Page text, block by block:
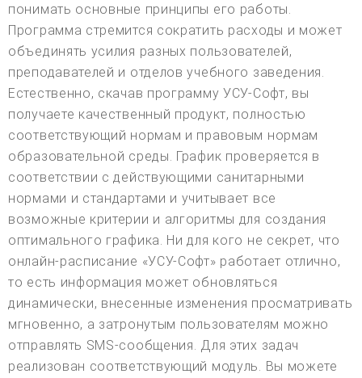
понимать основные принципы его работы.
Программа стремится сократить расходы и может
объединять усилия разных пользователей,
преподавателей и отделов учебного заведения.
Естественно, скачав программу УСУ-Софт, вы
получаете качественный продукт, полностью
соответствующий нормам и правовым нормам
образовательной среды. График проверяется в
соответствии с действующими санитарными
нормами и стандартами и учитывает все
возможные критерии и алгоритмы для создания
оптимального графика. Ни для кого не секрет, что
онлайн-расписание «УСУ-Софт» работает отлично,
то есть информация может обновляться
динамически, внесенные изменения просматривать
мгновенно, а затронутым пользователям можно
отправлять SMS-сообщения. Для этих задач
реализован соответствующий модуль. Вы можете